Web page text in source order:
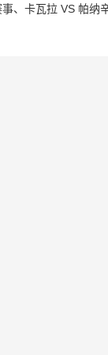
、卡瓦拉 VS 帕纳